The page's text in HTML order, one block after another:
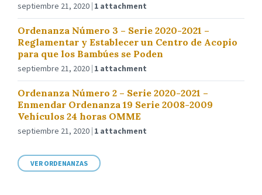
septiembre 21, 2020 1 attachment
Ordenanza Número 3 – Serie 2020-2021 –
Reglamentar y Establecer un Centro de Acopio
para que los Bambúes se Poden
septiembre 21, 2020 1 attachment
Ordenanza Número 2 – Serie 2020-2021 –
Enmendar Ordenanza 19 Serie 2008-2009
Vehículos 24 horas OMME
septiembre 21, 2020 1 attachment
VER ORDENANZAS